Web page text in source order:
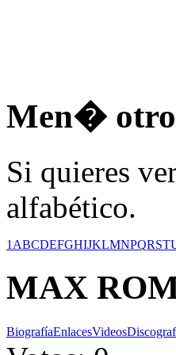
Men�
Si quieres
alfabético.
1 ABCDEFGHIJKLMNPQRST
MAX
BiografíaEnlacesVideos